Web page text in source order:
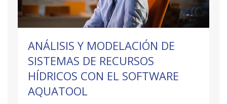
ANÁLISIS Y MODELACIÓN DE
SISTEMAS DE RECURSOS
HÍDRICOS CON EL SOFTWARE
AQUATOOL